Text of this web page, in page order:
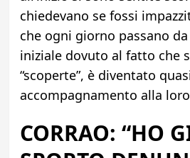
chiedevano se fossi
che ogni giorno passano
iniziale dovuto al fatto che
“scoperte”, è diventato
accompagnamento alla loro
CORRAO: “HO